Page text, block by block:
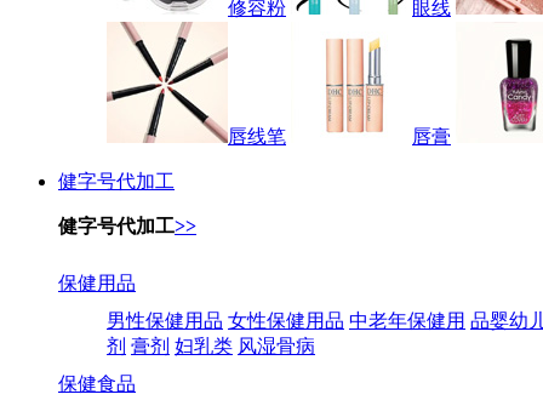
修容粉 眼线
唇线笔 唇膏
健字号代加工
健字号代加工>>
保健用品
男性保健用品 女性保健用品 中老年保健用 品婴幼
剂 膏剂 妇乳类 风湿骨病
保健食品